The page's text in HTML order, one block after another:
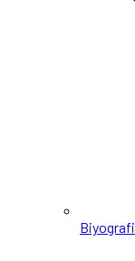
Biyografi